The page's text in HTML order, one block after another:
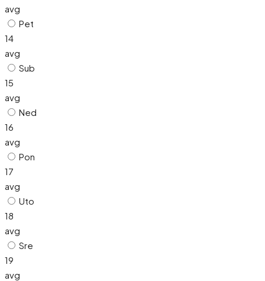
avg
Pet
14
avg
Sub
15
avg
Ned
16
avg
Pon
17
avg
Uto
18
avg
Sre
19
avg